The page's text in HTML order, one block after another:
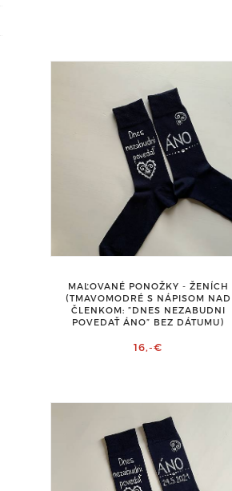
MAĽOVANÉ PONOŽKY - ŽENÍCH
(TMAVOMODRÉ S NÁPISOM NAD
ČLENKOM: ”DNES NEZABUDNI
POVEDAŤ ÁNO” BEZ DÁTUMU)
16,-€